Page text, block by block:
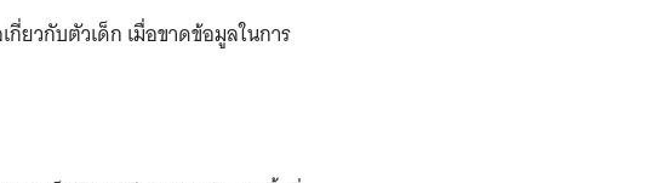
ยวกับตัวเด็ก เมื่อขาดข้อมูลในการ